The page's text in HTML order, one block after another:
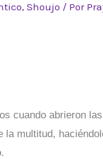
, Shoujo / Por
cuando abrieron
multitud,